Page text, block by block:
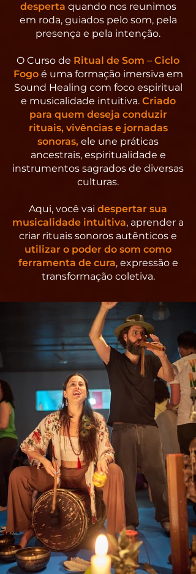
desperta quando nos reunimos
em roda, guiados pelo som, pela
presença e pela intenção.
O Curso de Ritual de Som – Ciclo
Fogoé uma formação imersiva em
Sound Healing com foco espiritual
e musicalidade intuitiva. Criado
para quem deseja conduzir
rituais, vivências e jornadas
sonoras, ele une práticas
ancestrais, espiritualidade e
instrumentos sagrados de diversas
culturas.
Aqui, você vai despertar sua
musicalidade intuitiva, aprender a
criar rituais sonoros autênticos e
utilizar o poder do som como
ferramenta de cura, expressão e
transformação coletiva.